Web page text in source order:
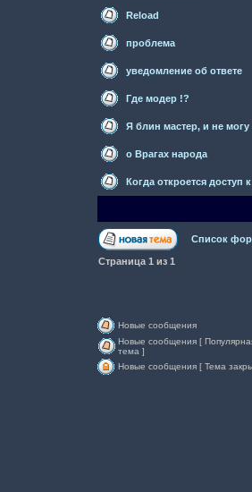
Reload
проблема
уведомление об ответе
Где модер !?
Я блин мастер, и не могу
о Врагах народа
Когда откроется доступ
Список
Страница 1 из 1
Новые сообщения
Новые сообщения [
тема ]
Новые сообщения [ Тема